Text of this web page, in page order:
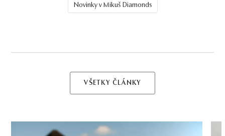
Novinky v Mikuš Diamonds
VŠETKY ČLÁNKY